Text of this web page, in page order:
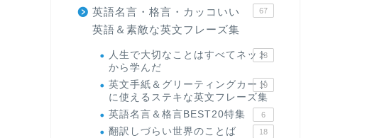
英語名言・格言・カッコいい
英語＆素敵な英文フレーズ集
67
人生で大切なことはすべてネット
から学んだ
23
英文手紙＆グリーティングカード
に使えるステキな英文フレーズ集
19
英語名言＆格言BEST20特集 6
翻訳しづらい世界のことば 18